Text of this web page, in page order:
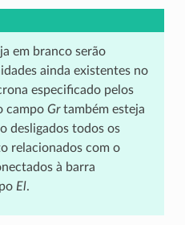
em branco serão
ainda existentes no
especificado pelos
campo Grtambém esteja
desligados todos os
relacionados com o
à barra
El.